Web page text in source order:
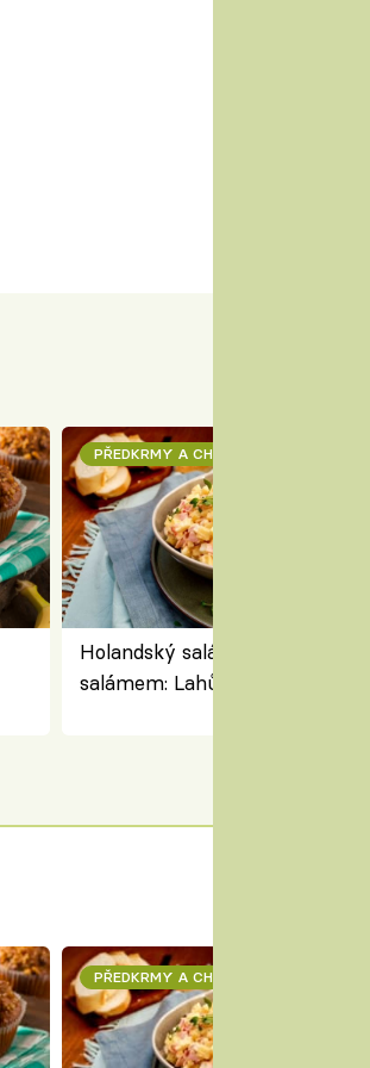
PŘEDKRMY A CHUŤOVKY
Holandský salát se sýrem a
salámem: Lahůdkářská retro
PŘEDKRMY A CHUŤOVKY